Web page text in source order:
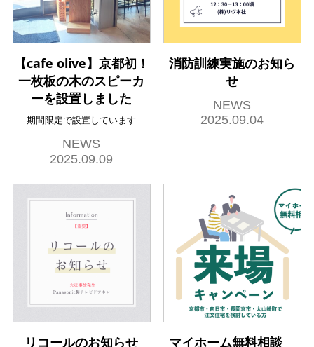
【cafe olive】京都初！
一枚板の木のスピーカ
ーを設置しました
期間限定で設置しています
NEWS
2025.09.09
消防訓練実施のお知ら
せ
NEWS
2025.09.04
リコールのお知らせ マイホーム無料相談